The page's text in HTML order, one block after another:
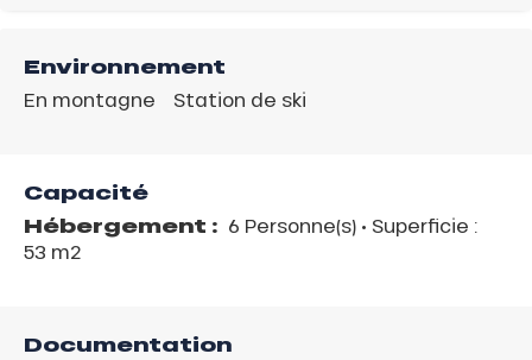
Environnement
En montagne Station de ski
Capacité
Hébergement : 6 Personne(s) • Superficie :
53 m2
Documentation